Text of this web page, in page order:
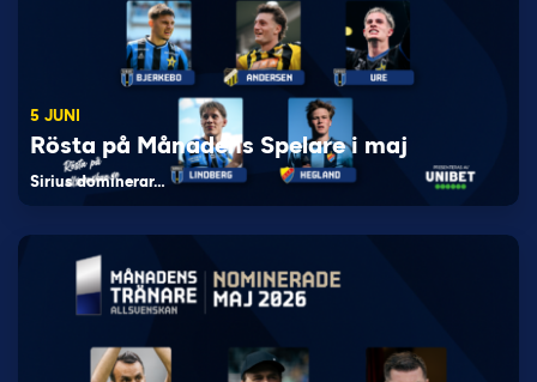
5 JUNI
Rösta på Månadens Spelare i maj
Sirius dominerar…